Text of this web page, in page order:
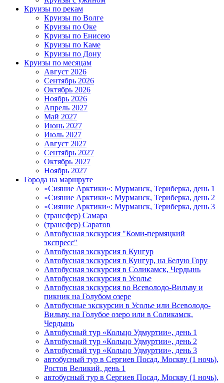
Круизы по рекам
Круизы по Волге
Круизы по Оке
Круизы по Енисею
Круизы по Каме
Круизы по Дону
Круизы по месяцам
Август 2026
Сентябрь 2026
Октябрь 2026
Ноябрь 2026
Апрель 2027
Май 2027
Июнь 2027
Июль 2027
Август 2027
Сентябрь 2027
Октябрь 2027
Ноябрь 2027
Города на маршруте
«Сияние Арктики»: Мурманск, Териберка, день 1
«Сияние Арктики»: Мурманск, Териберка, день 2
«Сияние Арктики»: Мурманск, Териберка, день 3
(трансфер) Самара
(трансфер) Саратов
Автобусная экскурсия "Коми-пермяцкий
экспресс"
Автобусная экскурсия в Кунгур
Автобусная экскурсия в Кунгур, на Белую Гору
Автобусная экскурсия в Соликамск, Чердынь
Автобусная экскурсия в Усолье
Автобусная экскурсия во Всеволодо-Вильву и
пикник на Голубом озере
Автобусные экскурсии в Усолье или Всеволодо-
Вильву, на Голубое озеро или в Соликамск,
Чердынь
Автобусный тур «Кольцо Удмуртии», день 1
Автобусный тур «Кольцо Удмуртии», день 2
Автобусный тур «Кольцо Удмуртии», день 3
автобусный тур в Сергиев Посад, Москву (1 ночь),
Ростов Великий, день 1
автобусный тур в Сергиев Посад, Москву (1 ночь),